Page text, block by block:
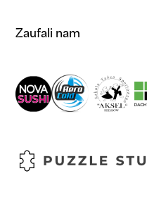
Zaufali nam